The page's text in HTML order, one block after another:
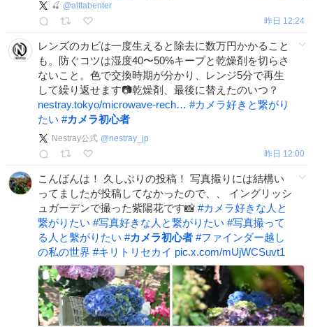
🍒 @alttabenter
昨日 12:24
レンズのカビは一度生えると除去に数万円かかること
も。防ぐコツは湿度40〜50%キープと乾燥剤を切らさ
ないこと。色で交換時期が分かり、レンジ5分で再生
して繰り返せます📷乾燥剤、最後に替えたのいつ？
nestray.tokyo/microwave-rech… #カメラ好きと繋がり
たい #カメラ初心者
Nestray公式 @nestray_jp
昨日 12:00
こんばんは！ 久しぶりの投稿！ 写真撮りには結構い
ってましたが投稿してなかったので、、 イングリッシ
ュガーデンで撮った紫陽花です📸 #カメラ好きな人と
繋がりたい #写真好きな人と繋がりたい #写真撮って
る人と繫がりたい #カメラ初心者 #ファインダー越し
の私の世界 #キリトリセカイ pic.x.com/mUjWCSuvt1